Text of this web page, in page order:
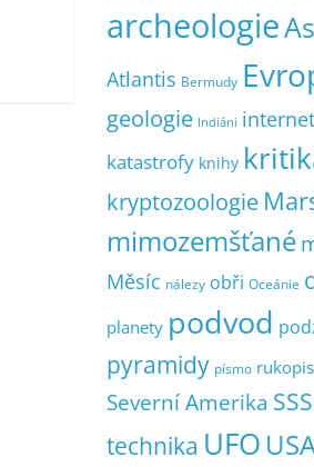
archeologie
Atlantis Bermudy
geologie Indiáni internet
katastrofy knihy
kryptozoologie
mimozemšťané
Měsíc nálezy obři Oceánie
planety podvod
pyramidy písmo rukopis
Severní Amerika
technika UFO